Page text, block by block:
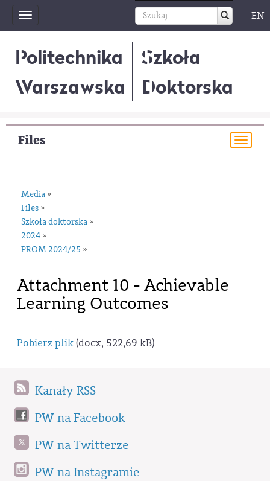
Toggle
navigation
EN
Politechnika
Warszawska
Szkoła
Doktorska
Files
Media »
Files »
Szkoła doktorska »
2024 »
PROM 2024/25 »
Attachment 10 - Achievable
Learning Outcomes
Pobierz plik(docx, 522,69 kB)
Kanały RSS
PW na Facebook
PW na Twitterze
PW na Instagramie